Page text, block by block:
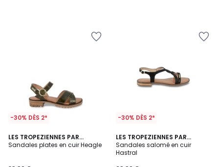
-30% DÈS 2*
LES TROPEZIENNES PAR
M.BELARBI
Sandales plates en cuir Heagle
4
/
2
Couleurs
-30% DÈS 2*
LES TROPEZIENNES PAR
M.BELARBI
Sandales salomé en cuir
Hastral
5
/
5